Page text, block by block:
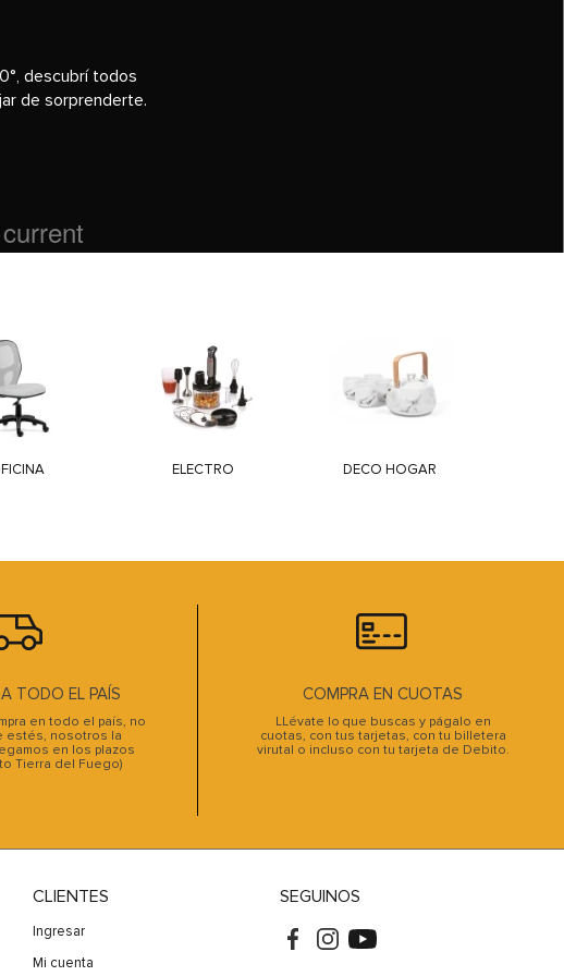
descubrí todos
de sorprenderte.
ELECTRO DECO HOGAR
TODO EL PAÍS
en todo el país, no
estés, nosotros la
en los plazos
Tierra del Fuego)
COMPRA EN CUOTAS
LLévate lo que buscas y págalo en
cuotas, con tus tarjetas, con tu billetera
virutal o incluso con tu tarjeta de Debito.
CLIENTES
Ingresar
Mi cuenta
SEGUINOS